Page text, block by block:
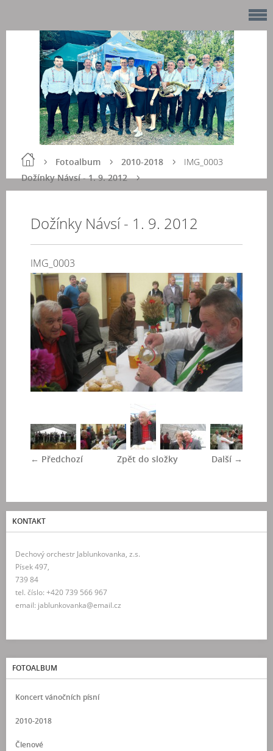
Fotoalbum
2010-2018
Dožínky Návsí - 1. 9. 2012
IMG_0003
Dožínky Návsí - 1. 9. 2012
IMG_0003
← Předchozí Další →
Zpět do složky
KONTAKT
Dechový orchestr Jablunkovanka, z.s.
Písek 497,
739 84
tel. číslo: +420 739 566 967
email: jablunkovanka@email.cz
FOTOALBUM
Koncert vánočních písní
2010-2018
Členové